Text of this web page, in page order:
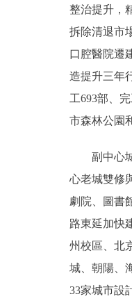
整治提升，
拆除清退市
口腔醫院遷
造提升三年
工693部、
市森林公園
副中心城
心老城雙修
劇院、圖書
路東延加快
州校區、北
城、朝陽、
33家城市設